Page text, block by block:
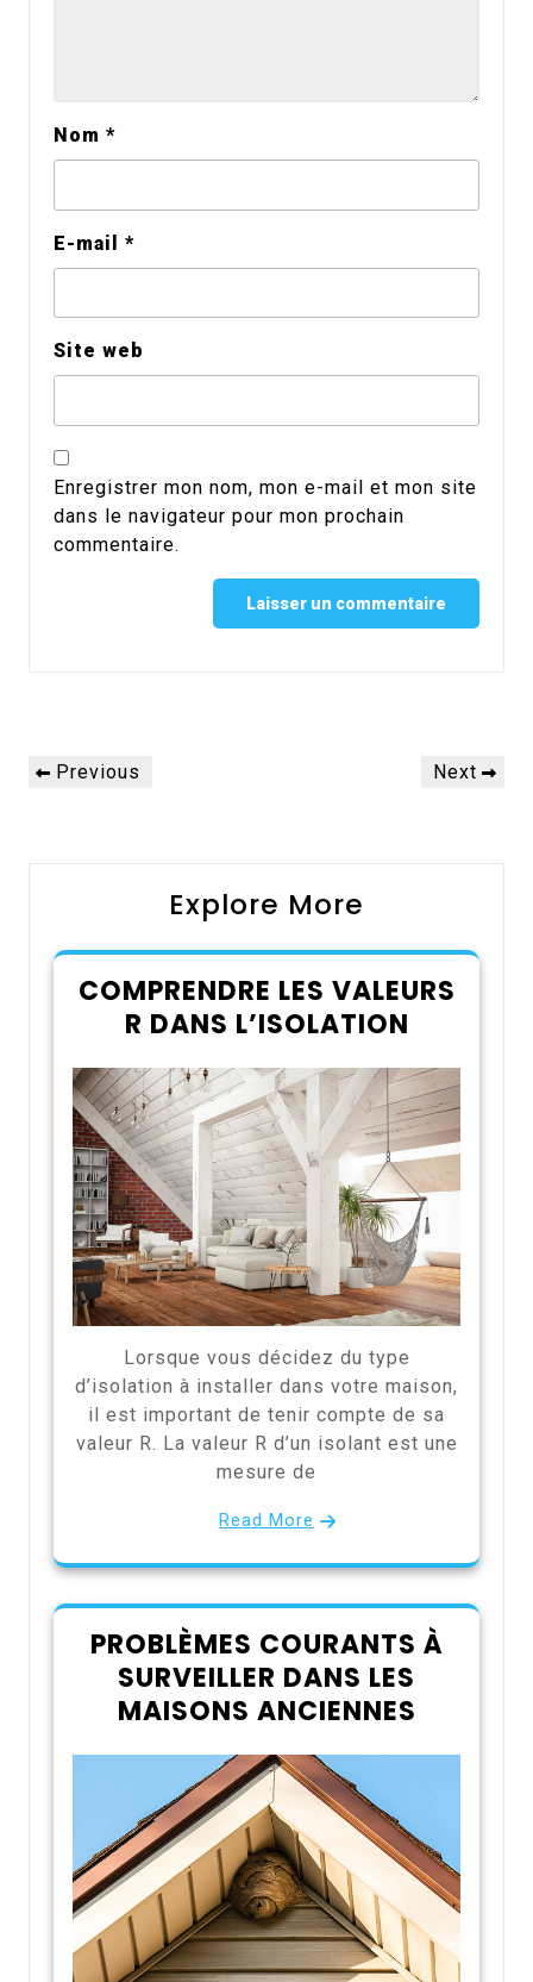
Nom *
E-mail *
Site web
Enregistrer mon nom, mon e-mail et mon site
dans le navigateur pour mon prochain
commentaire.
Navigation
dePrevious
Previous
Next
Next
Explore More
COMPRENDRE LES VALEURS
R DANS L’ISOLATION
Lorsque vous décidez du type
d’isolation à installer dans votre maison,
il est important de tenir compte de sa
valeur R. La valeur R d’un isolant est une
mesure de
Read More
PROBLÈMES COURANTS À
SURVEILLER DANS LES
MAISONS ANCIENNES